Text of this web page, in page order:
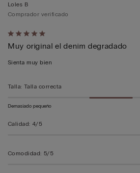
Calificación
de
5
5
Loles B
Comprador verificado
Muy original el denim degradado
Sienta muy bien
Talla: Talla correcta
Demasiado pequeño
Calidad: 4/5
Comodidad: 5/5